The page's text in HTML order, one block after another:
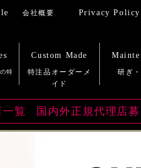
Custom Made
Privacy Policy
覧